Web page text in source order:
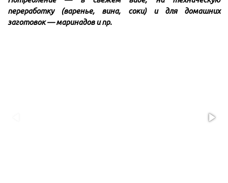
переработку (варенье, вина, соки) и для домашних
заготовок — маринадов и пр.